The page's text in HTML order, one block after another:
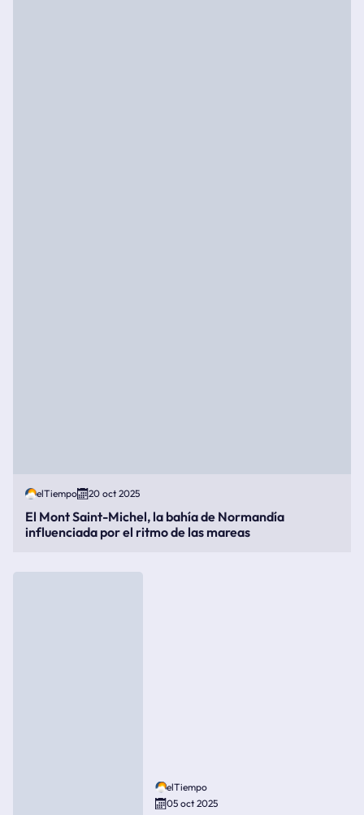
elTiempo 20 oct 2025
El Mont Saint-Michel, la bahía de Normandía
influenciada por el ritmo de las mareas
elTiempo
05 oct 2025